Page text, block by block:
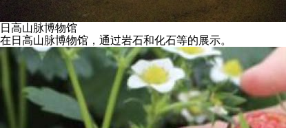
日高山脉博物馆
在日高山脉博物馆，通过岩石和化石等的展示。